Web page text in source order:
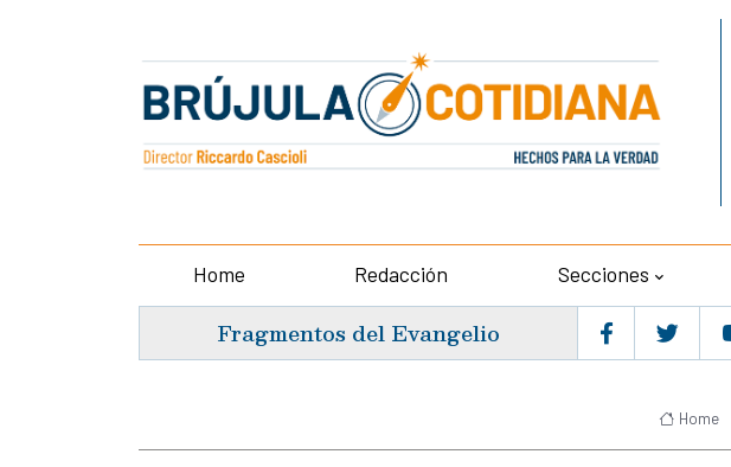
Home Redacción Secciones
Fragmentos del Evangelio
Home